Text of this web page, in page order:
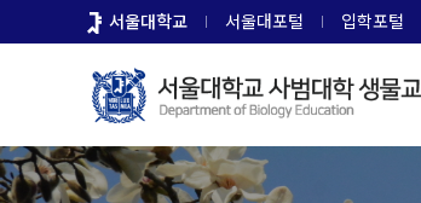
로
뉴
서울대학교 서울대포털 입학포털